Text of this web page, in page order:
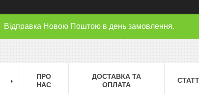
Відправка Новою Поштою в день замовлення.
ПРО
НАС
ДОСТАВКА ТА
ОПЛАТА